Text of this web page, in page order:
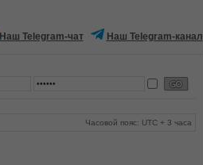
Наш Telegram-чат Наш Telegram-канал
Часовой пояс: UTC + 3 часа